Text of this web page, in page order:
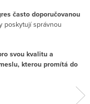
často doporučovanou
poskytují správnou
svou kvalitu a
kterou promítá do